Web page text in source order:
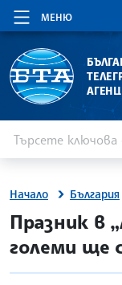
МЕНЮ
Начало България
site.bta
Празник в
големи ще